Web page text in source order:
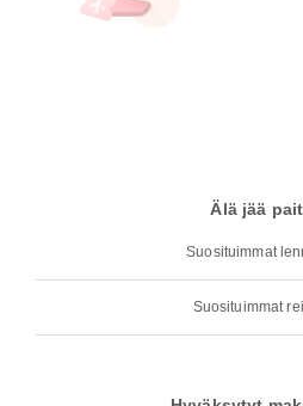
Älä jää
Suosituimmat
Suosituimmat